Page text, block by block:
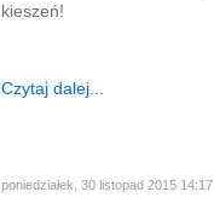
kieszeń!
Czytaj dalej...
poniedziałek, 30 listopad 2015 14:17